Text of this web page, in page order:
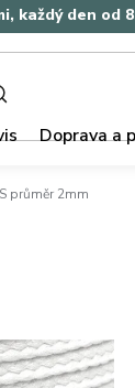
každý den od
Doprava a
průměr 2mm